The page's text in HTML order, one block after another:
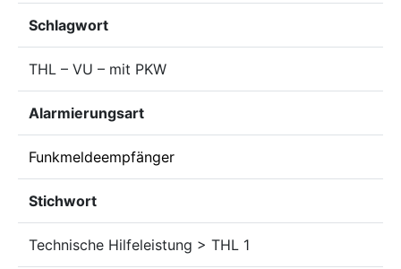
Schlagwort
THL – VU – mit PKW
Alarmierungsart
Funkmeldeempfänger
Stichwort
Technische Hilfeleistung > THL 1